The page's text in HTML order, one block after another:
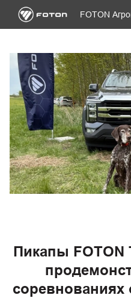
FOTON
Пикапы FOTON
соревнованиях